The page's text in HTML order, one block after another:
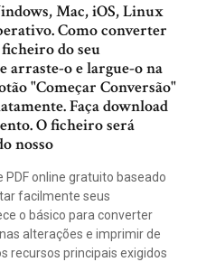
Mac, iOS, Linux
Como converter
do seu
arraste-o e largue-o na
"Começar Conversão"
Faça download
O ficheiro será
nosso
PDF online gratuito baseado
facilmente seus
o básico para converter
alterações e imprimir de
recursos principais exigidos